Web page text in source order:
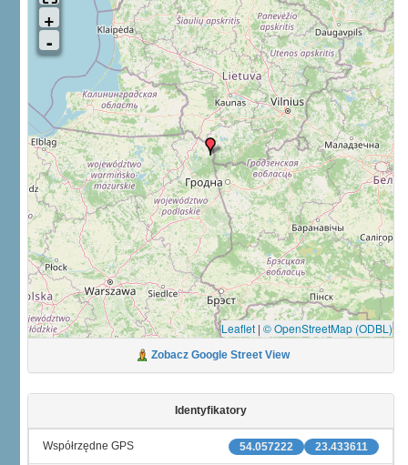
Leaflet | © OpenStreetMap (ODBL)
Zobacz Google Street View
Identyfikatory
23.433611
54.057222
Współrzędne GPS